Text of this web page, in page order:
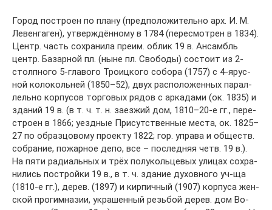
Го­род по­стро­ен по пла­ну (пред­по­ло­жи­тель­но арх. И. М.
Ле­вен­га­ген), ут­вер­ждён­но­му в 1784 (пе­ре­смот­рен в 1834).
Центр. часть со­хра­ни­ла пре­им. об­лик 19 в. Ан­самбль
центр. Ба­зар­ной пл. (ны­не пл. Сво­бо­ды) со­сто­ит из 2-
столп­но­го 5-гла­во­го Тро­иц­ко­го со­бо­ра (1757) с 4-ярус­
ной ко­ло­коль­ней (1850–52), двух рас­по­ло­жен­ных па­рал­
лель­но кор­пу­сов тор­го­вых ря­дов с ар­ка­да­ми (ок. 1835) и
зда­ний 19 в. (в т. ч. т. н. за­ез­жий дом, 1810–20-е гг., пе­ре­
ст­ро­ен в 1866; уезд­ные При­сут­ст­вен­ные мес­та, ок. 1825–
27 по об­раз­цо­во­му про­ек­ту 1822; гор. упра­ва и об­ществ.
со­б­ра­ние, по­жар­ное де­по, все – по­след­няя четв. 19 в.).
На пя­ти ра­ди­аль­ных и трёх по­лу­коль­це­вых ули­цах со­хра­
ни­лись по­строй­ки 19 в., в т. ч. зда­ние ду­хов­но­го уч-ща
(1810-е гг.), де­рев. (1897) и кир­пич­ный (1907) кор­пу­са жен­
ской про­гим­на­зии, ук­ра­шен­ный резь­бой де­рев. дом Во­